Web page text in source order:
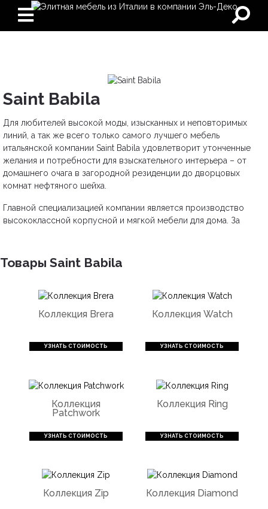
Saint Babila
Для любителей высокой моды, изысканных и неповторимых
линий, а так же всего только самого лучшего мебель
итальянской компании Saint Babila удовлетворит утонченные
желания и потребности для взыскательного интерьера – от
домашнего очага в загородной резиденции до дворцовых
комнат нефтяного шейха.
Главной специализацией компании является производство
высококлассной корпусной и мягкой мебели для дома. За
интерпретацию классических мотивов.
материалы: натуральный шпон и ценные массивы древесины
самых различных оттенках, нержавеющая сталь, латунь, пластик
Обивочными тканями для мягкой мебели служит
качестве наполнителя применяются независимые пружинные
блоки в сочетании с гипоалергенным пухом или пером, а также
недеформируемый ППУ различной плотности.
Товары Saint Babila
Коллекция Brera
УЗНАТЬ СТОИМОСТЬ
Коллекция Watch
УЗНАТЬ СТОИМОСТЬ
Коллекция
Patchwork
УЗНАТЬ СТОИМОСТЬ
Коллекция Ring
УЗНАТЬ СТОИМОСТЬ
Коллекция Zip Коллекция Diamond